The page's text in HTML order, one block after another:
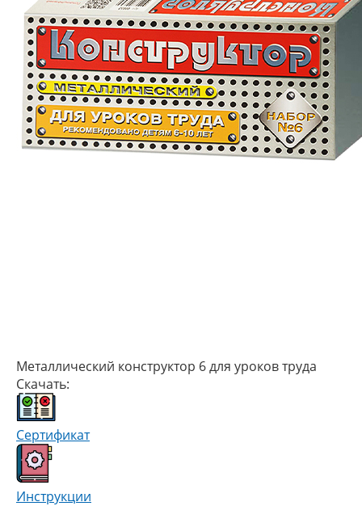
Металлический конструктор 6 для уроков труда
Скачать:
Сертификат
Инструкции